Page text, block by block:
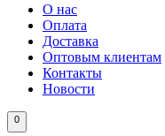
О нас
Оплата
Доставка
Оптовым клиентам
Контакты
Новости
0